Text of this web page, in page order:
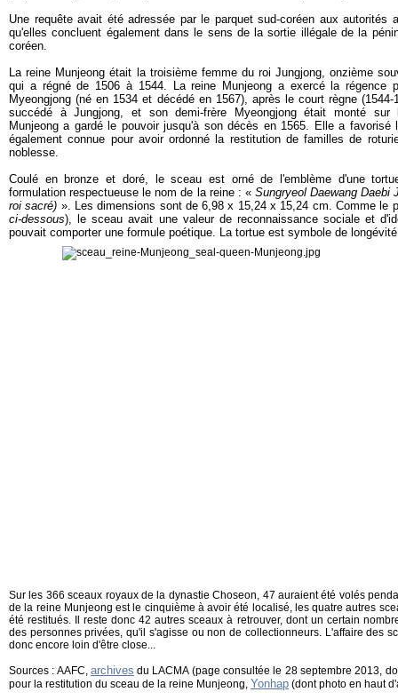
Une requête avait été adressée par le parquet sud-coréen aux autorités
qu'elles concluent également dans le sens de la sortie illégale de la
coréen.
La reine Munjeong était la troisième femme du roi Jungjong, onzième
qui a régné de 1506 à 1544. La reine Munjeong a exercé la régence
Myeongjong (né en 1534 et décédé en 1567), après le court règne
succédé à Jungjong, et son demi-frère Myeongjong était monté
Munjeong a gardé le pouvoir jusqu'à son décès en 1565. Elle a favorisé
également connue pour avoir ordonné la restitution de familles de
noblesse.
Coulé en bronze et doré, le sceau est orné de l'emblème d'une
formulation respectueuse le nom de la reine : « Sungryeol Daewang Daebi
roi sacré) ». Les dimensions sont de 6,98 x 15,24 x 15,24 cm. Comme le
ci-dessous), le sceau avait une valeur de reconnaissance sociale et
pouvait comporter une formule poétique. La tortue est symbole de
Sur les 366 sceaux royaux de la dynastie Choseon, 47 auraient été volés
de la reine Munjeong est le cinquième à avoir été localisé, les quatre autres
été restitués. Il reste donc 42 autres sceaux à retrouver, dont un certain
des personnes privées, qu'il s'agisse ou non de collectionneurs. L'affaire des
donc encore loin d'être close...
Sources : AAFC, archives du LACMA (page consultée le 28 septembre 2013,
pour la restitution du sceau de la reine Munjeong, Yonhap (dont photo en haut